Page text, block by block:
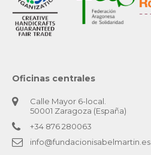
Oficinas centrales
Calle Mayor 6-local.
50001 Zaragoza (España)
+34 876 280063
info@fundacionisabelmartin.es